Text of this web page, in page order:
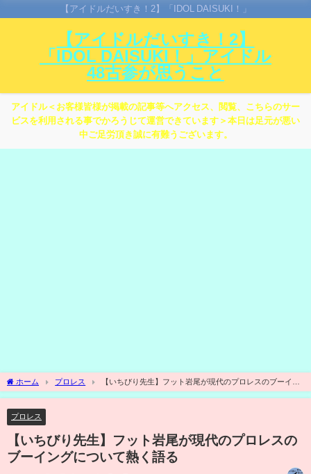
【アイドルだいすき！2】「IDOL DAISUKI！」
【アイドルだいすき！2】
「IDOL DAISUKI！」アイドル
48古参が思うこと
アイドル＜お客様皆様が掲載の記事等へアクセス、閲覧、こちらのサー
ビスを利用される事でかろうじて運営できています＞本日は足元が悪い
中ご足労頂き誠に有難うございます。
ホーム プロレス
【いちびり先生】フット岩尾が現代のプロレスのブーイン
グについて熱く語る
プロレス
【いちびり先生】フット岩尾が現代のプロレスの
ブーイングについて熱く語る